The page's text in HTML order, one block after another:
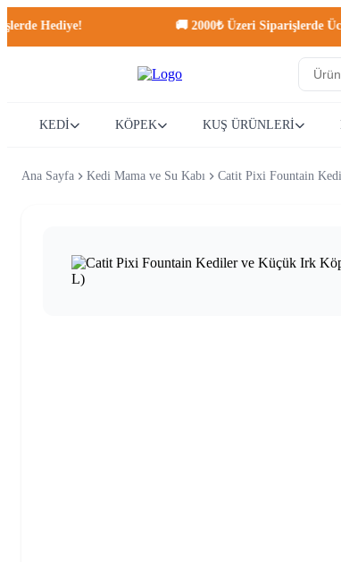
Hediye! 🚚 2000₺ Üzeri Siparişlerde
KEDİ KÖPEK KUŞ ÜRÜNLERİ
Ana Sayfa Kedi Mama ve Su Kabı Catit Pixi Fountain